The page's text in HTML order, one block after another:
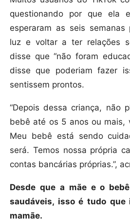
questionando por que ela
esperaram as seis
luz e voltar a ter relações
disse que “não foram
disse que poderiam fazer
sentissem prontos.
“Depois dessa criança, não
bebê até os 5 anos ou mais,
Meu bebê está sendo
será. Temos nossa própria
contas bancárias próprias.”,
Desde que a mãe e o
saudáveis, isso é tudo que
mamãe.